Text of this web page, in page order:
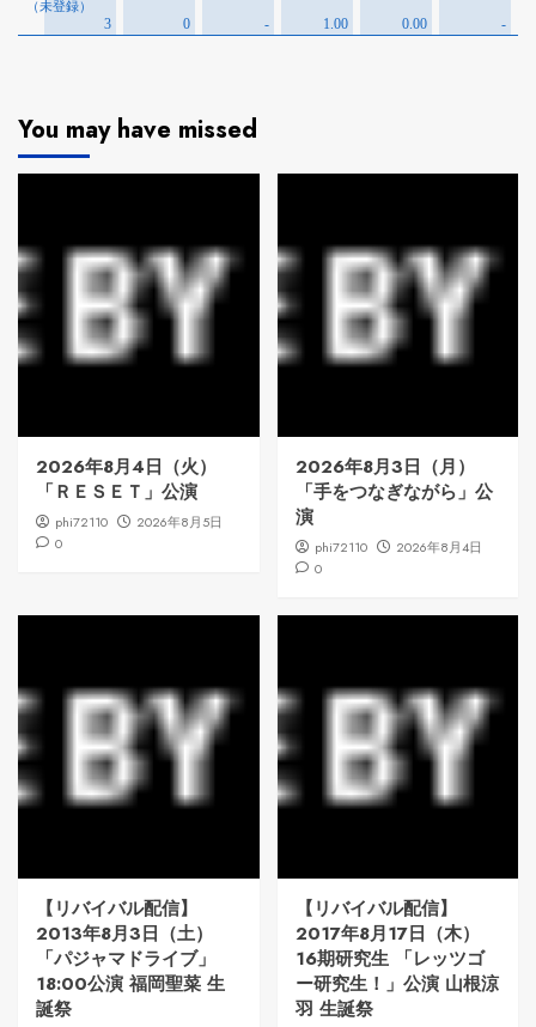
You may have missed
2026年8月4日（火）
「ＲＥＳＥＴ」公演
phi72110
2026年8月5日
0
2026年8月3日（月）
「手をつなぎながら」公
演
phi72110
2026年8月4日
0
【リバイバル配信】
2013年8月3日（土）
「パジャマドライブ」
18:00公演 福岡聖菜 生
誕祭
【リバイバル配信】
2017年8月17日（木）
16期研究生 「レッツゴ
ー研究生！」公演 山根涼
羽 生誕祭